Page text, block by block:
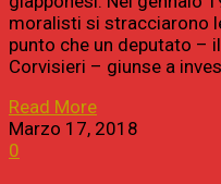
moralisti si stracciarono
punto che un deputato –
Corvisieri – giunse a
Read More
Marzo 17, 2018
0